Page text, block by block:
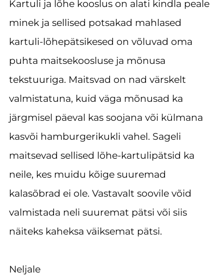
Kartuli ja lõhe kooslus on alati kindla peale
minek ja sellised potsakad mahlased
kartuli-lõhepätsikesed on võluvad oma
puhta maitsekoosluse ja mõnusa
tekstuuriga. Maitsvad on nad värskelt
valmistatuna, kuid väga mõnusad ka
järgmisel päeval kas soojana või külmana
kasvõi hamburgerikukli vahel. Sageli
maitsevad sellised lõhe-kartulipätsid ka
neile, kes muidu kõige suuremad
kalasõbrad ei ole. Vastavalt soovile võid
valmistada neli suuremat pätsi või siis
näiteks kaheksa väiksemat pätsi.
Neljale